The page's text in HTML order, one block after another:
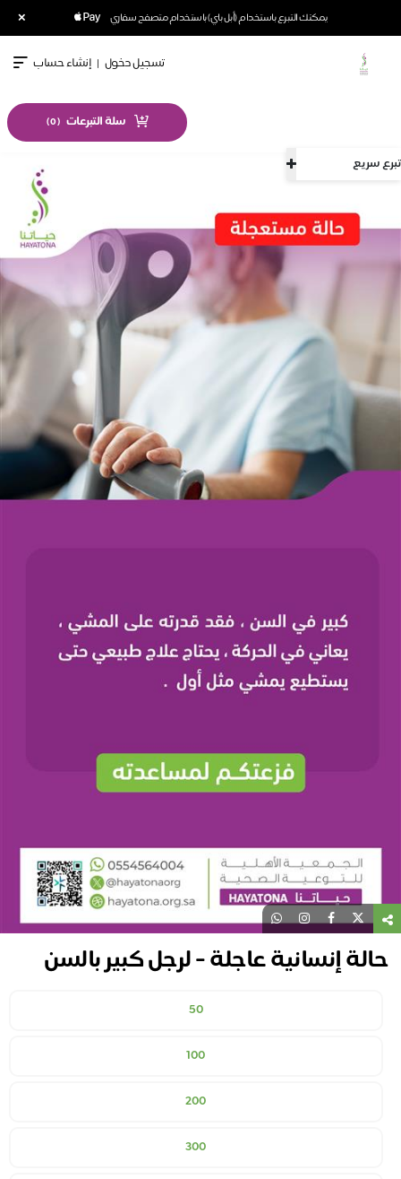
يمكنك التبرع باستخدام (أبل باي) باستخدام متصفح سفاري ×
تبرع سريع
تسجيل دخول | إنشاء حساب
سلة التبرعات (
0
)
حالة إنسانية عاجلة - لرجل كبير بالسن
50
100
200
300